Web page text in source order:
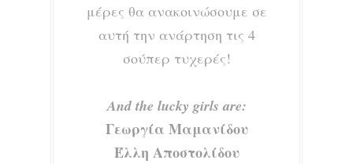
μέρες θα ανακοινώσουμε σε
αυτή την ανάρτηση τις 4
σούπερ τυχερές!
And the lucky girls are:
Γεωργία Μαμανίδου
Έλλη Αποστολίδου